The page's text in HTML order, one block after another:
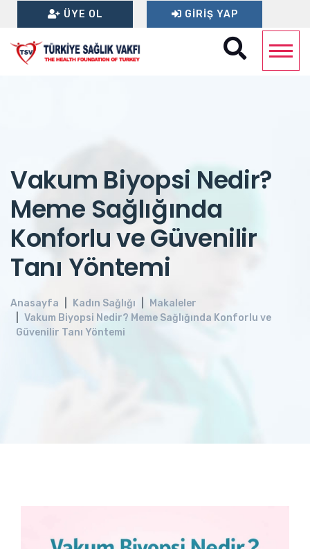
ÜYE OL GIRIŞ YAP
Vakum Biyopsi Nedir?
Meme Sağlığında
Konforlu ve Güvenilir
Tanı Yöntemi
Anasayfa Kadın Sağlığı
Makaleler
Vakum Biyopsi Nedir? Meme Sağlığında Konforlu ve
Güvenilir Tanı Yöntemi